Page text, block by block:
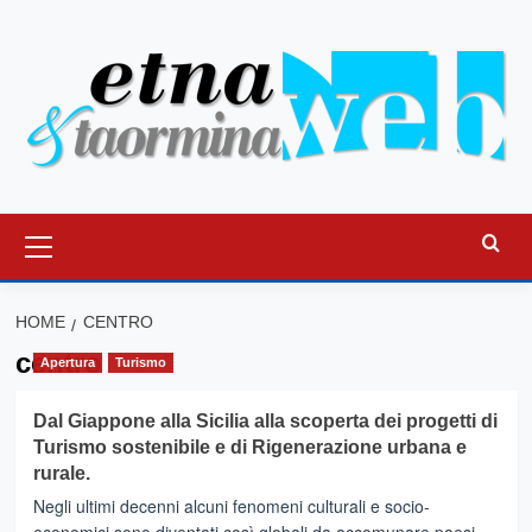
principale
HOME CENTRO
centro
Apertura Turismo
Dal Giappone alla Sicilia alla scoperta dei progetti di
Turismo sostenibile e di Rigenerazione urbana e
rurale.
Negli ultimi decenni alcuni fenomeni culturali e socio-